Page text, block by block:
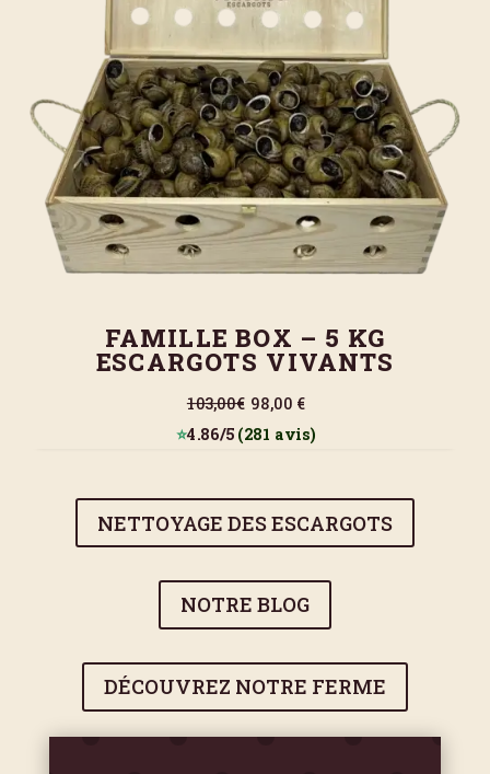
FAMILLE BOX – 5 KG
ESCARGOTS VIVANTS
103,00€98,00 €
⭐4.86/5(281 avis)
NETTOYAGE DES ESCARGOTS
NOTRE BLOG
DÉCOUVREZ NOTRE FERME